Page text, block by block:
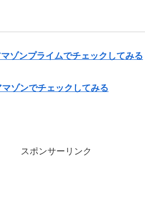
ゾンプライムでチェックしてみる
ゾンでチェックしてみる
スポンサーリンク